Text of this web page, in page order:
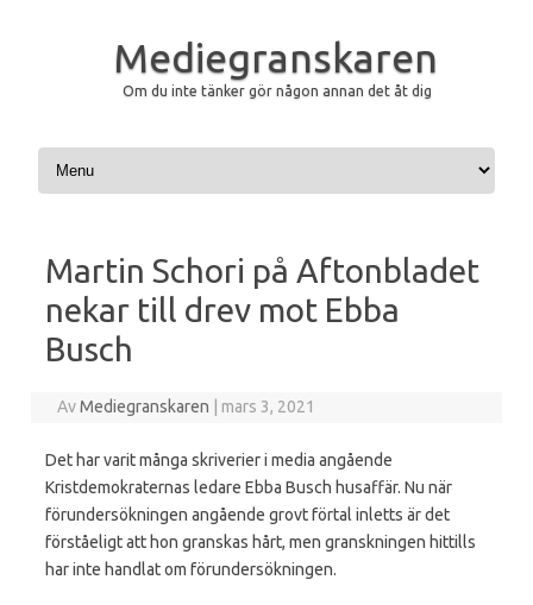
Mediegranskaren
Om du inte tänker gör någon annan det åt dig
Hoppa till innehåll
Martin Schori på Aftonbladet
nekar till drev mot Ebba
Busch
AvMediegranskaren mars 3, 2021
Det har varit många skriverier i media angående
Kristdemokraternas ledare Ebba Busch husaffär. Nu när
förundersökningen angående grovt förtal inletts är det
förståeligt att hon granskas hårt, men granskningen hittills
har inte handlat om förundersökningen.